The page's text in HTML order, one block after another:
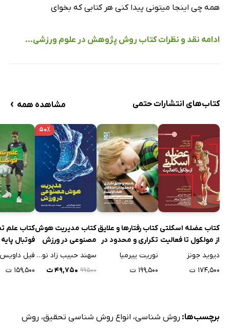
همه چی اینجا میتونی پیدا کنی هر کتابی که بخوای
ادامه نقد و نظرات کتاب روش پژوهش در علوم ورزشی...
کتاب‌های انتشارات حتمی مشاهده همه ›
کتاب عضله اسکلتی
از مولکول تا فعالیت
دیوید جونز
۱۷۴,۵۰۰ ت
کتاب رفتارها و علایق
تکراری و محدود در
اختلالات طیف
نوریت ییرمیا
۱۹۹,۵۰۰ ت
۵۰٪
کتاب مدیریت هوش
مصنوعی در ورزش
سهند حبیب زاد نوحیان
۹۹۵۰۰ ۴۹,۷۵۰ ت
کتاب علم
فوتبال پایه
فیل داویس
۱۵۹,۵۰۰ ت
برچسب‌ها: روش شناسی، انواع روش شناسی تحقیق، روش